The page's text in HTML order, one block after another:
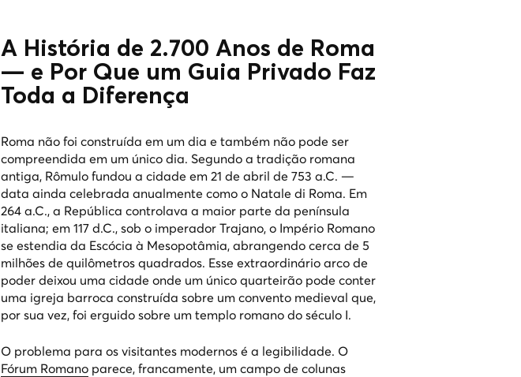
A História de 2.700 Anos de Roma
— e Por Que um Guia Privado Faz
Toda a Diferença
Roma não foi construída em um dia e também não pode ser
compreendida em um único dia. Segundo a tradição romana
antiga, Rômulo fundou a cidade em 21 de abril de 753 a.C. —
data ainda celebrada anualmente como o Natale di Roma. Em
264 a.C., a República controlava a maior parte da península
italiana; em 117 d.C., sob o imperador Trajano, o Império Romano
se estendia da Escócia à Mesopotâmia, abrangendo cerca de 5
milhões de quilômetros quadrados. Esse extraordinário arco de
poder deixou uma cidade onde um único quarteirão pode conter
uma igreja barroca construída sobre um convento medieval que,
por sua vez, foi erguido sobre um templo romano do século I.
O problema para os visitantes modernos é a legibilidade. O
Fórum Romanoparece, francamente, um campo de colunas